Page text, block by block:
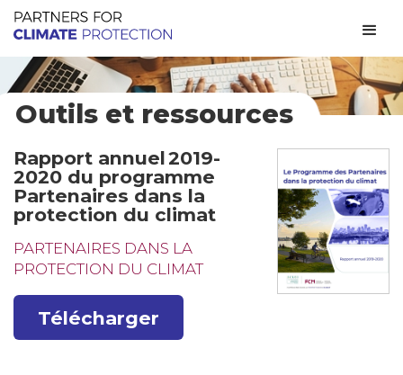
Outils et ressources
Rapport annuel 2019-
2020 du programme
Partenaires dans la
protection du climat
PARTENAIRES DANS LA
PROTECTION DU CLIMAT
Télécharger